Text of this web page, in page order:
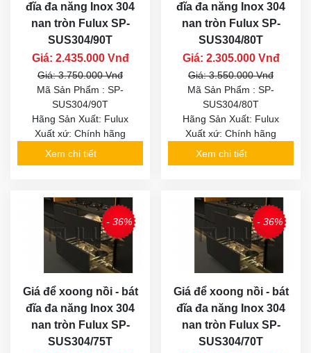
đĩa đa năng Inox 304
nan tròn Fulux SP-
SUS304/90T
Giá: 2.435.000 Vnđ
Giá: 3.750.000 Vnđ
Mã Sản Phẩm : SP-
SUS304/90T
Hãng Sản Xuất: Fulux
Xuất xứ: Chính hãng
Xem chi tiết
đĩa đa năng Inox 304
nan tròn Fulux SP-
SUS304/80T
Giá: 2.305.000 Vnđ
Giá: 3.550.000 Vnđ
Mã Sản Phẩm : SP-
SUS304/80T
Hãng Sản Xuất: Fulux
Xuất xứ: Chính hãng
Xem chi tiết
- 36%
Giá để xoong nồi - bát
đĩa đa năng Inox 304
nan tròn Fulux SP-
SUS304/75T
- 36%
Giá để xoong nồi - bát
đĩa đa năng Inox 304
nan tròn Fulux SP-
SUS304/70T